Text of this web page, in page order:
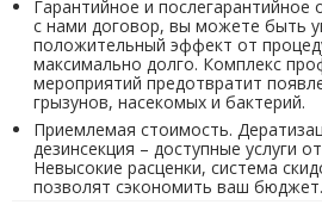
Гарантийное и послегарантийное
с нами договор, вы можете быть
положительный эффект от
максимально долго. Комплекс
мероприятий предотвратит
грызунов, насекомых и бактерий.
Приемлемая стоимость.
дезинсекция – доступные услуги
Невысокие расценки, система
позволят сэкономить ваш бюджет.